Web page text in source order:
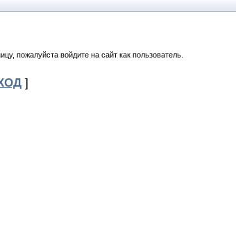
пожалуйста войдите на сайт как пользователь.
]